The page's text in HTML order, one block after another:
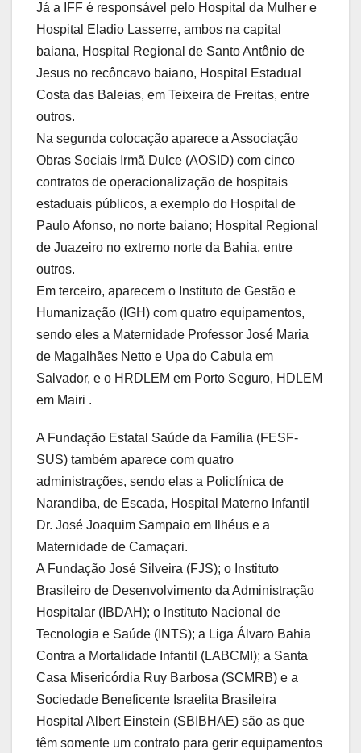
Já a IFF é responsável pelo Hospital da Mulher e
Hospital Eladio Lasserre, ambos na capital
baiana, Hospital Regional de Santo Antônio de
Jesus no recôncavo baiano, Hospital Estadual
Costa das Baleias, em Teixeira de Freitas, entre
outros.
Na segunda colocação aparece a Associação
Obras Sociais Irmã Dulce (AOSID) com cinco
contratos de operacionalização de hospitais
estaduais públicos, a exemplo do Hospital de
Paulo Afonso, no norte baiano; Hospital Regional
de Juazeiro no extremo norte da Bahia, entre
outros.
Em terceiro, aparecem o Instituto de Gestão e
Humanização (IGH) com quatro equipamentos,
sendo eles a Maternidade Professor José Maria
de Magalhães Netto e Upa do Cabula em
Salvador, e o HRDLEM em Porto Seguro, HDLEM
em Mairi .
A Fundação Estatal Saúde da Família (FESF-
SUS) também aparece com quatro
administrações, sendo elas a Policlínica de
Narandiba, de Escada, Hospital Materno Infantil
Dr. José Joaquim Sampaio em Ilhéus e a
Maternidade de Camaçari.
A Fundação José Silveira (FJS); o Instituto
Brasileiro de Desenvolvimento da Administração
Hospitalar (IBDAH); o Instituto Nacional de
Tecnologia e Saúde (INTS); a Liga Álvaro Bahia
Contra a Mortalidade Infantil (LABCMI); a Santa
Casa Misericórdia Ruy Barbosa (SCMRB) e a
Sociedade Beneficente Israelita Brasileira
Hospital Albert Einstein (SBIBHAE) são as que
têm somente um contrato para gerir equipamentos